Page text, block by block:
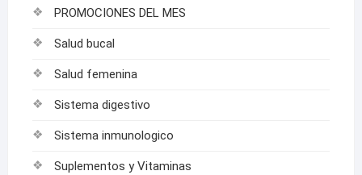
PROMOCIONES DEL MES
Salud bucal
Salud femenina
Sistema digestivo
Sistema inmunologico
Suplementos y Vitaminas